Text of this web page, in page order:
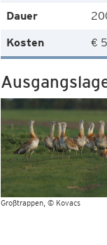
Dauer
Kosten
€
Großtrappen © Kovacs